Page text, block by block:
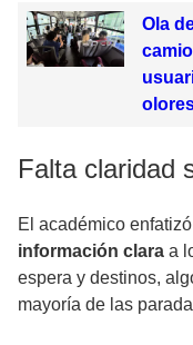
Ola
Falta claridad
El académico
información clara a
espera y destinos,
mayoría de las